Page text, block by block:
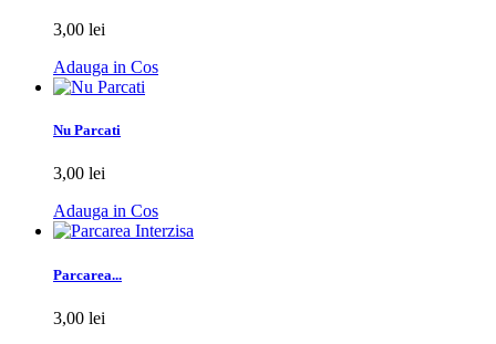
3,00 lei
Adauga in Cos
Nu Parcati
3,00 lei
Adauga in Cos
Parcarea...
3,00 lei